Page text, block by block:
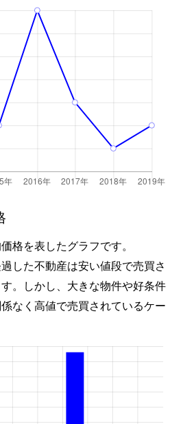
格を表したグラフです。
した不動産は安い値段で売買さ
。しかし、大きな物件や好条件
なく高値で売買されているケー